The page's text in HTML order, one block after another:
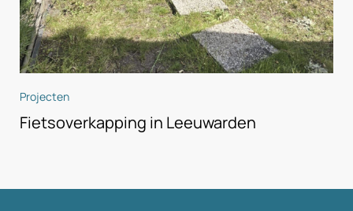
Projecten
Fietsoverkapping in Leeuwarden